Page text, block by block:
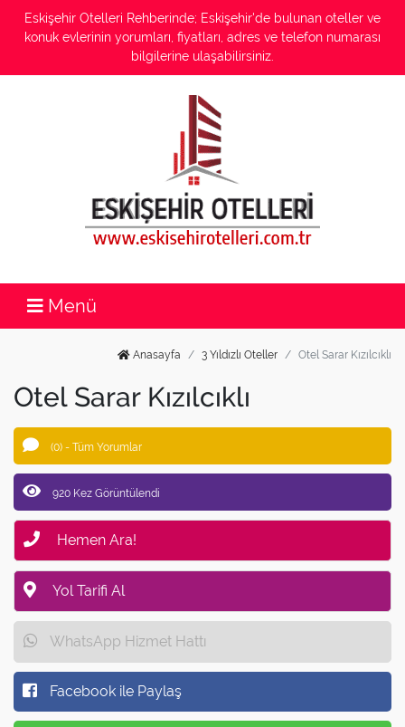
Eskişehir Otelleri Rehberinde; Eskişehir'de bulunan oteller ve
konuk evlerinin yorumları, fiyatları, adres ve telefon numarası
bilgilerine ulaşabilirsiniz.
Menü
Anasayfa 3 Yıldızlı Oteller Otel Sarar Kızılcıklı
Otel Sarar Kızılcıklı
(0) - Tüm Yorumlar
920 Kez Görüntülendi
Hemen Ara!
Yol Tarifi Al
WhatsApp Hizmet Hattı
Facebook ile Paylaş